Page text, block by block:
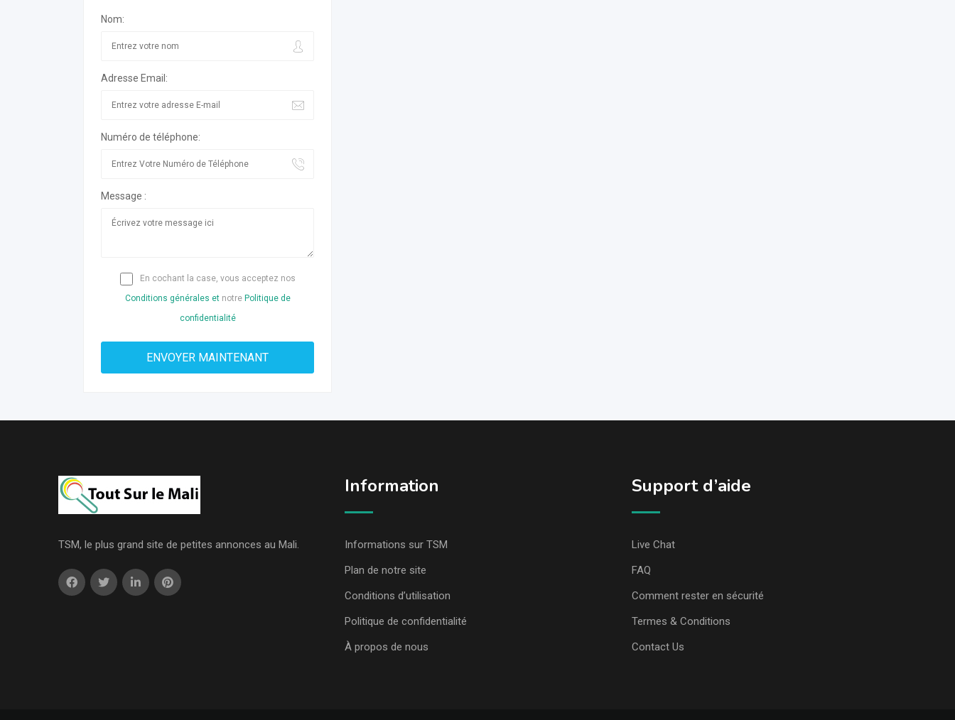
Nom:
Adresse Email:
Numéro de téléphone:
Message :
En cochant la case, vous acceptez nos
Conditions générales etnotre Politique de
confidentialité
TSM, le plus grand site de petites annonces au Mali.
Information
Informations sur TSM
Plan de notre site
Conditions d’utilisation
Politique de confidentialité
À propos de nous
Support d’aide
Live Chat
FAQ
Comment rester en sécurité
Termes & Conditions
Contact Us